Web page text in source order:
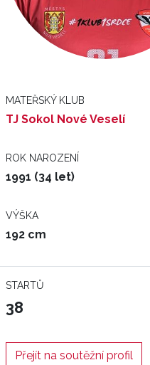
MATEŘSKÝ KLUB
TJ Sokol Nové Veselí
ROK NAROZENÍ
1991 (34 let)
VÝŠKA
192 cm
STARTŮ
38
Přejít na soutěžní profil